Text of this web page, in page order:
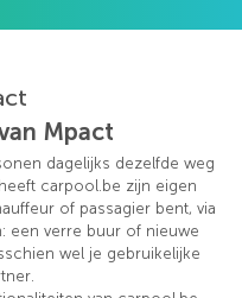
Mpact
dagelijks dezelfde weg
carpool.be zijn eigen
of passagier bent, via
een verre buur of nieuwe
wel je gebruikelijke